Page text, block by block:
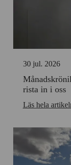
30 jul. 2026
rista in i oss
Läs hela